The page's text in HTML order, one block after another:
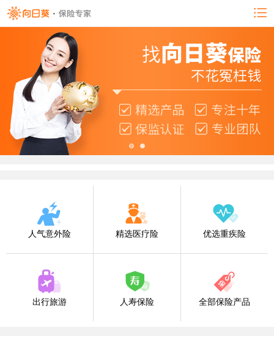
人气意外险 精选医疗险 优选重疾险
出行旅游 人寿保险 全部保险产品